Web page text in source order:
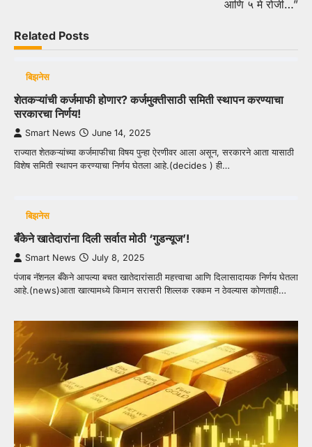
आणि ५ मे रोजी…”
Related Posts
बिझनेस
शेतकऱ्यांची कर्जमाफी होणार? कर्जमुक्तीसाठी समिती स्थापन करण्याचा
सरकारचा निर्णय!
Smart News June 14, 2025
राज्यात शेतकऱ्यांच्या कर्जमाफीचा विषय पुन्हा ऐरणीवर आला असून, सरकारने आता यासाठी
विशेष समिती स्थापन करण्याचा निर्णय घेतला आहे.(decides ) ही…
बिझनेस
बँकेने खातेदारांना दिली सर्वात मोठी ‘गुडन्यूज’!
Smart News July 8, 2025
पंजाब नॅशनल बँकेने आपल्या बचत खातेदारांसाठी महत्त्वाचा आणि दिलासादायक निर्णय घेतला
आहे.(news)आता खात्यामध्ये किमान सरासरी शिल्लक रक्कम न ठेवल्यास कोणताही…